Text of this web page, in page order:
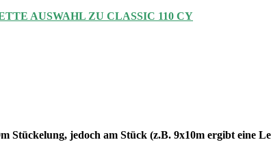
AUSWAHL ZU CLASSIC 110 CY
Stückelung, jedoch am Stück (z.B. 9x10m ergibt eine